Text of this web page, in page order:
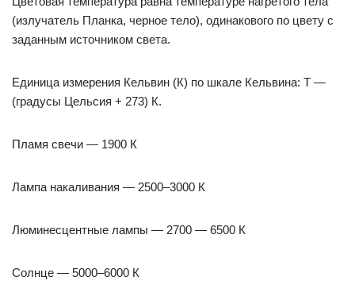
(излучатель Планка, черное тело), одинакового по цвету с
заданным источником света.
Единица измерения Кельвин (К) по шкале Кельвина: Т —
(градусы Цельсия + 273) К.
Пламя свечи — 1900 К
Лампа накаливания — 2500–3000 К
Люминесцентные лампы — 2700 — 6500 К
Солнце — 5000–6000 К